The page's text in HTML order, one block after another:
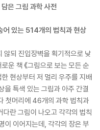
은 그림 과학 사전
어 있는 514개의 법칙과 현상
않되 진입장벽을 획기적으로 낮
운 책 《그림으로 보는 모든 순
현상부터 저 멀리 우주를 지배
특색 있는 그림과 아주 간결
첫머리에 46개의 과학 법칙과
란 그림이 나오고 각각의 법칙
이 이어지는데, 각각의 장은 부